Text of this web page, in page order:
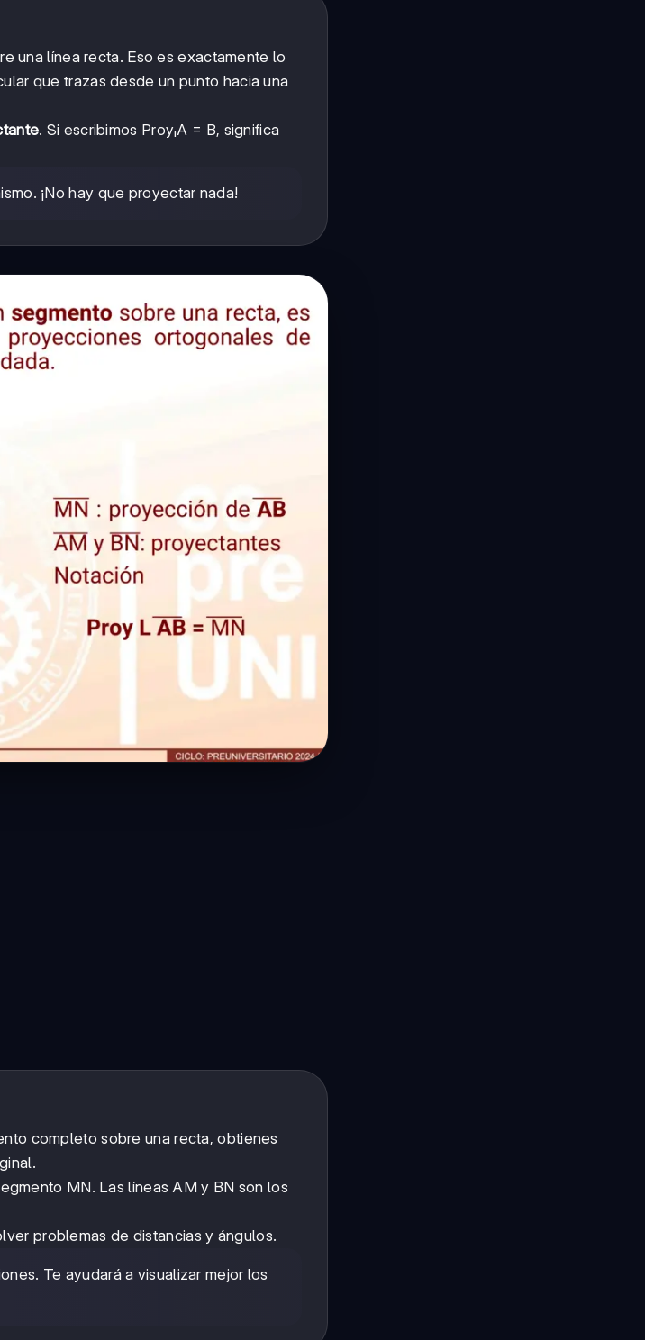
una línea recta. Eso es exactamente lo
que trazas desde un punto hacia una
. Si escribimos ProyₗA = B, significa
¡No hay que proyectar nada!
completo sobre una recta, obtienes
MN. Las líneas AM y BN son los
problemas de distancias y ángulos.
Te ayudará a visualizar mejor los